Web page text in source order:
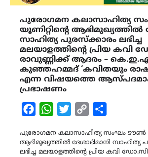
പുരോഗമന കലാസാഹിത്യ
യൂണിറ്റിന്റെ ആഭിമുഖ്യത്തിൽ
സാഹിത്യ പുരസ്ക്കാരം ലഭിച്ച
മലയാളത്തിന്റെ പ്രിയ കവി
രാവുണ്ണിക്ക് ആദരം –
കുഞ്ഞഹമ്മദ് ‘കവിതയും
എന്ന വിഷയത്തെ
പ്രഭാഷണം
FacebookWhatsAppTwitterCopy
പുരോഗമന കലാസാഹിത്യ സംഘം ടൗൺ
ആഭിമുഖ്യത്തിൽ ദേശാഭിമാനി സാഹിത്യ
ലഭിച്ച മലയാളത്തിന്റെ പ്രിയ കവി